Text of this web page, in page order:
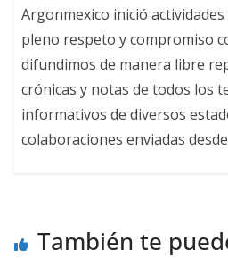
Argonmexico inició actividades
pleno respeto y compromiso
difundimos de manera libre
crónicas y notas de todos los
informativos de diversos
colaboraciones enviadas
También te